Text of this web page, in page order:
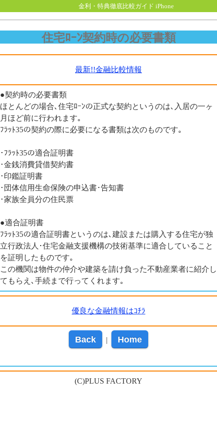
金利・特典徹底比較ガイド iPhone
住宅ﾛｰﾝ契約時の必要書類
最新!!金融比較情報
●契約時の必要書類
ほとんどの場合､住宅ﾛｰﾝの正式な契約というのは､入居の一ヶ
月ほど前に行われます｡
ﾌﾗｯﾄ35の契約の際に必要になる書類は次のものです｡
･ﾌﾗｯﾄ35の適合証明書
･金銭消費貸借契約書
･印鑑証明書
･団体信用生命保険の申込書･告知書
･家族全員分の住民票
●適合証明書
ﾌﾗｯﾄ35の適合証明書というのは､建設または購入する住宅が独
立行政法人･住宅金融支援機構の技術基準に適合していること
を証明したものです｡
この機関は物件の仲介や建築を請け負った不動産業者に紹介し
てもらえ､手続まで行ってくれます｡
優良な金融情報はｺﾁﾗ
Back | Home
(C)PLUS FACTORY